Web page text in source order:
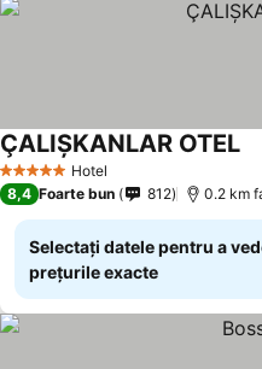
5 Stele Hotel
ÇALIŞKANLAR OTEL
8,4 Foarte bun 812 0.2 km
Selectați datele pentru a
prețurile exacte